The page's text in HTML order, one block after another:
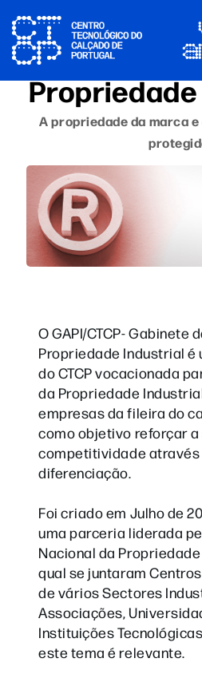
A propriedade da marca
O GAPI/CTCP- Gabinete
Propriedade Industrial é
do CTCP vocacionada
da Propriedade
empresas da fileira do
como objetivo reforçar a
competitividade através
diferenciação.
Foi criado em Julho de
uma parceria liderada
Nacional da
qual se juntaram
de vários Sectores
Associações,
Instituições
este tema é relevante.